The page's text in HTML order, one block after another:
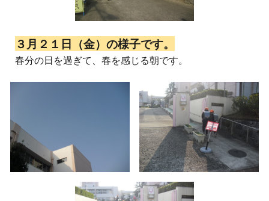
３月２１日（金）の様子です。
春分の日を過ぎて、春を感じる朝です。